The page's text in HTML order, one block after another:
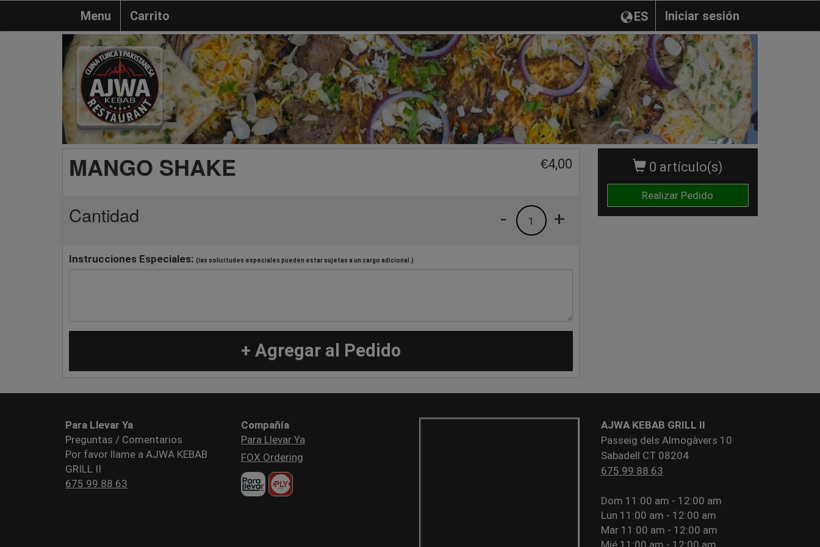
Iniciar sesión
ES
Menu Carrito
0 artículo(s)
Realizar Pedido
MANGO SHAKE €4,00
Cantidad +
1
-
Instrucciones Especiales: (las solicitudes especiales pueden estar sujetas a un cargo adicional.)
+ Agregar al Pedido
Para Llevar Ya
Preguntas / Comentarios
Por favor llame a AJWA KEBAB
GRILL II
675 99 88 63
Compañía
Para Llevar Ya
FOX Ordering
AJWA KEBAB GRILL II
Passeig dels Almogàvers 10
Sabadell CT 08204
675 99 88 63
Dom 11:00 am - 12:00 am
Lun 11:00 am - 12:00 am
Mar 11:00 am - 12:00 am